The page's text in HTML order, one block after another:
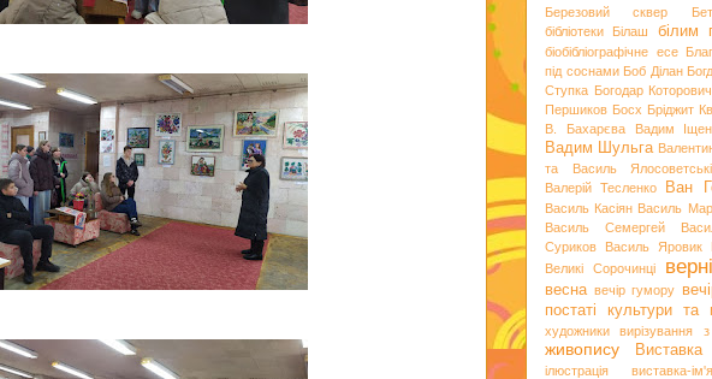
Березовий сквер
бібліотеки
Білаш білим
біобібліографічне есе
під соснами Боб Ділан
Ступка Богодар Которович
Першиков Босх Бріджит
В. Бахарєва
Вадим
Вадим Шульга
та Василь Ялосоветські
Валерій Тесленко
Ван
Василь Касіян Василь
Василь Семергей
Суриков
Василь Яровик
Великі Сорочинці
весна вечір гумору
постаті культури та
художники
вирізування
живопису
Виставка
ілюстрація
виставка-ім'я